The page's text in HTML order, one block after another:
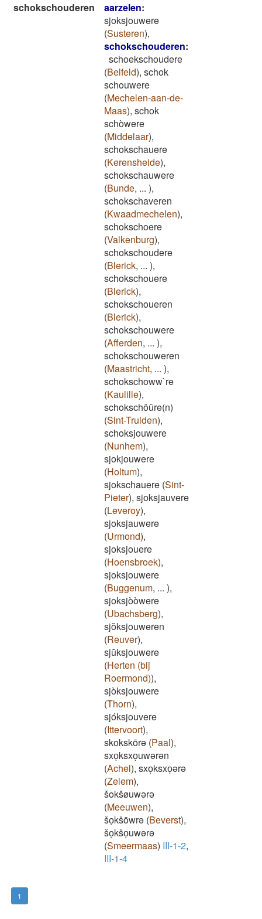
schokschouderen
aarzelen:
sjoksjouwere
(Susteren),
schokschouderen:
schoekschoudere
(Belfeld), schok
schouwere
(Mechelen-aan-de-
Maas), schok
schòwere
(Middelaar),
schokschauere
(Kerensheide),
schokschauwere
(Bunde, ... ),
schokschaveren
(Kwaadmechelen),
schokschoere
(Valkenburg),
schokschoudere
(Blerick, ... ),
schokschouere
(Blerick),
schokschoueren
(Blerick),
schokschouwere
(Afferden, ... ),
schokschouweren
(Maastricht, ... ),
schokschoww`re
(Kaulille),
schokschôûre(n)
(Sint-Truiden),
schoksjouwere
(Nunhem),
sjokjouwere
(Holtum),
sjokschauere (Sint-
Pieter), sjoksjauvere
(Leveroy),
sjoksjauwere
(Urmond),
sjoksjouere
(Hoensbroek),
sjoksjouwere
(Buggenum, ... ),
sjoksjòòwere
(Ubachsberg),
sjŏksjouweren
(Reuver),
sjŭksjouwere
(Herten (bij
Roermond)),
sjòksjouwere
(Thorn),
sjóksjouvere
(Ittervoort),
skokskōrə (Paal),
sxoͅksxoͅuwərən
(Achel), sxoͅksxoͅərə
(Zelem),
šokšøuwərə
(Meeuwen),
šoͅkšōwrə (Beverst),
šoͅkšoͅuwərə
(Smeermaas) III-1-2,
III-1-4
1